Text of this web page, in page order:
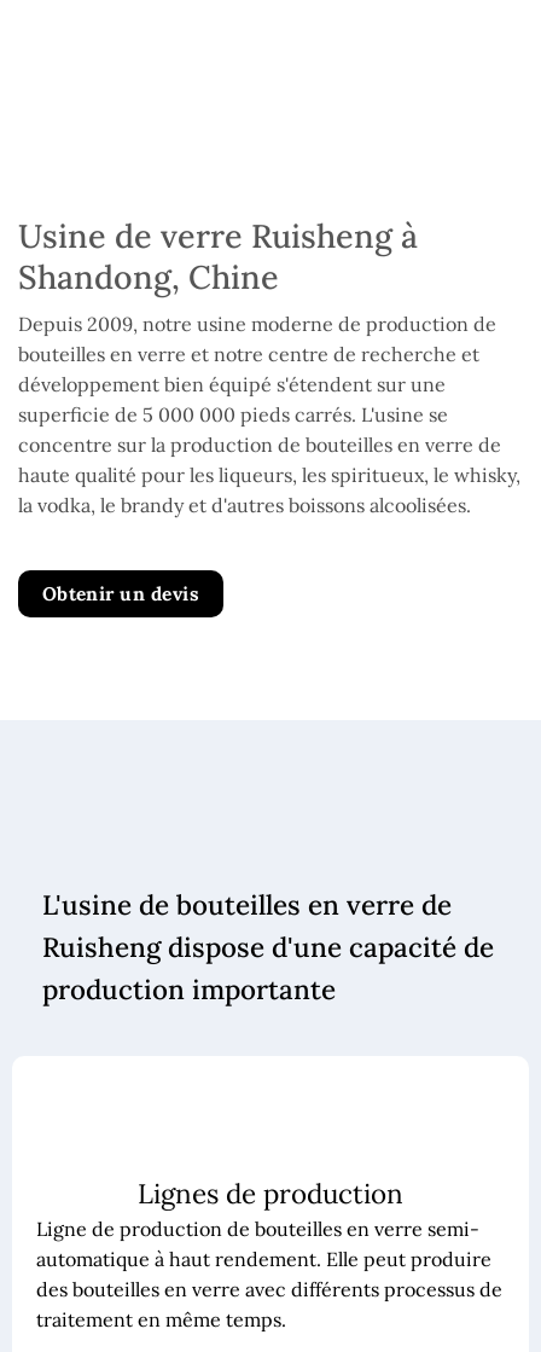
Usine de verre Ruisheng à
Shandong, Chine
Depuis 2009, notre usine moderne de production de
bouteilles en verre et notre centre de recherche et
développement bien équipé s'étendent sur une
superficie de 5 000 000 pieds carrés. L'usine se
concentre sur la production de bouteilles en verre de
haute qualité pour les liqueurs, les spiritueux, le whisky,
la vodka, le brandy et d'autres boissons alcoolisées.
Obtenir un devis
L'usine de bouteilles en verre de
Ruisheng dispose d'une capacité de
production importante
Lignes de production
Ligne de production de bouteilles en verre semi-
automatique à haut rendement. Elle peut produire
des bouteilles en verre avec différents processus de
traitement en même temps.